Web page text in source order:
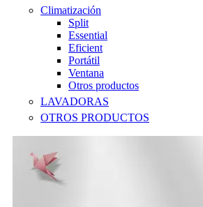
Climatización
Split
Essential
Eficient
Portátil
Ventana
Otros productos
LAVADORAS
OTROS PRODUCTOS